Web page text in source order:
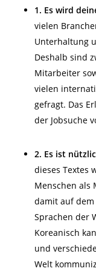
1. Es wird
vielen
Unterhaltung
Deshalb sind
Mitarbeiter
vielen
gefragt. Das
der Jobsuche
2. Es ist
dieses Textes
Menschen als
damit auf dem
Sprachen der
Koreanisch
und
Welt